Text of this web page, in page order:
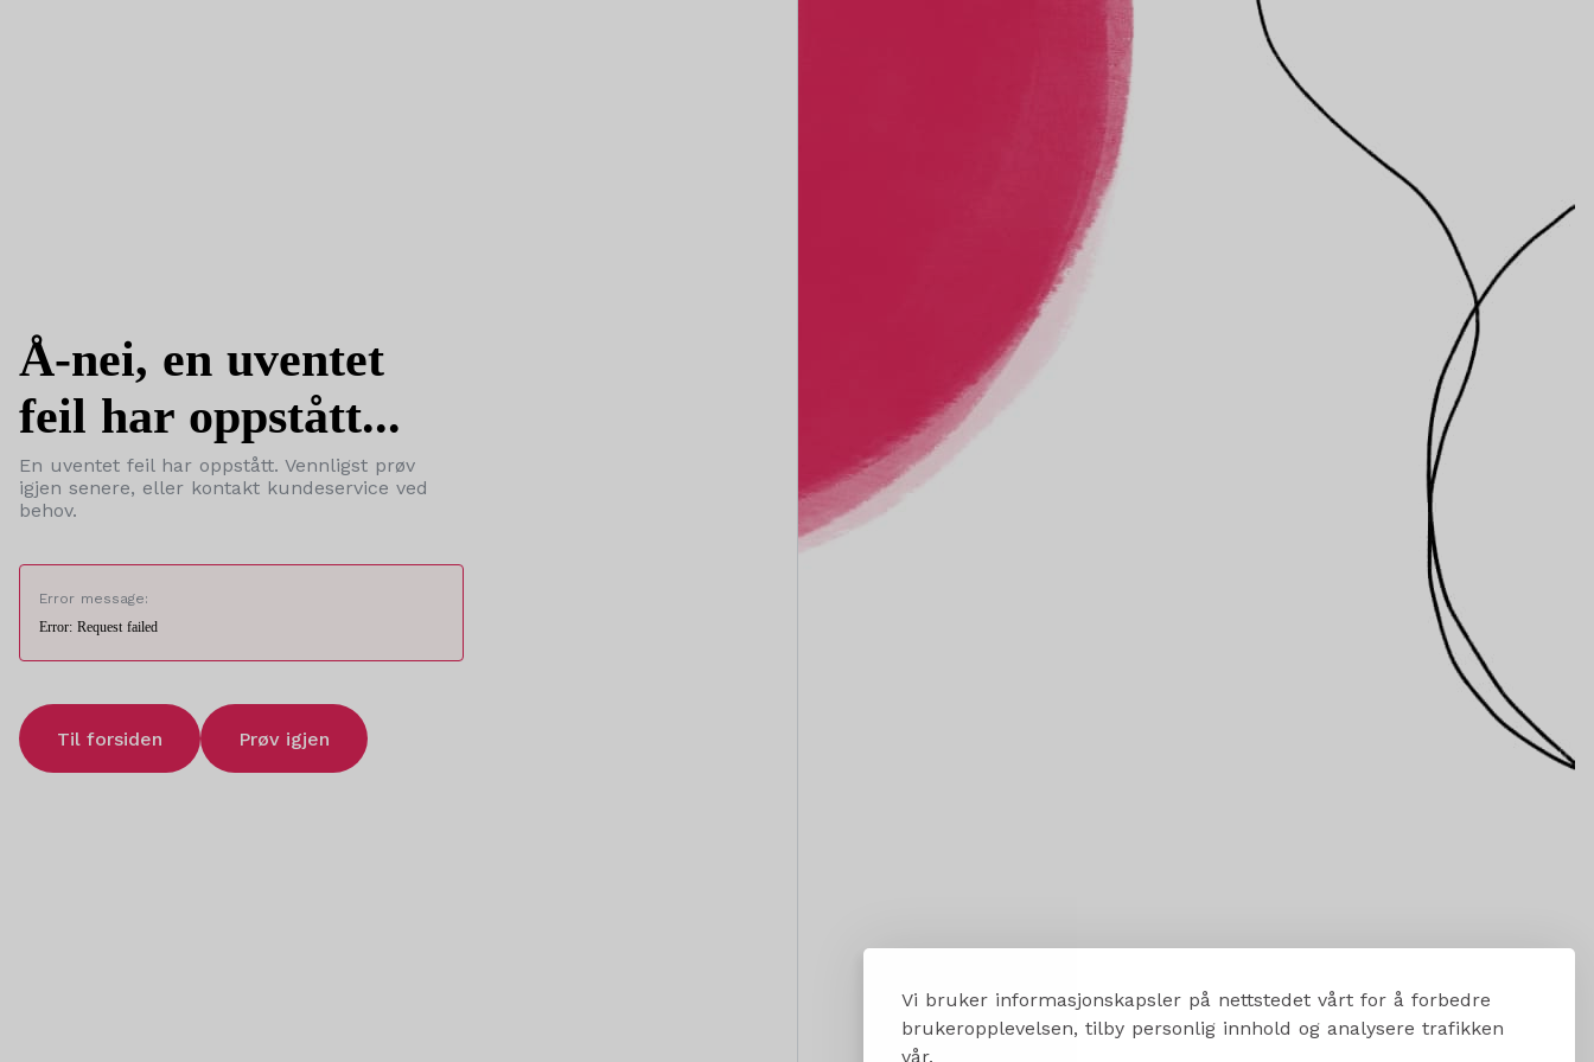
Vi bruker informasjonskapsler på nettstedet vårt for å forbedre
brukeropplevelsen, tilby personlig innhold og analysere trafikken
vår.
Å-nei, en uventet
feil har oppstått...
En uventet feil har oppstått. Vennligst prøv
igjen senere, eller kontakt kundeservice ved
behov.
Error message:
Error: Request failed
Til forsiden Prøv igjen